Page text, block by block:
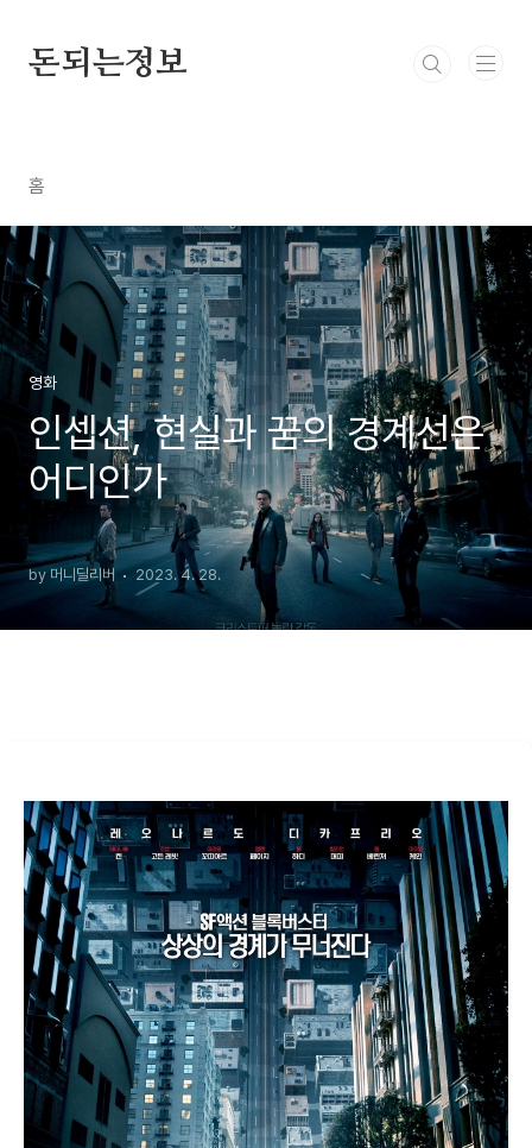
돈되는정보
홈
영화
인셉션, 현실과 꿈의 경계선은
어디인가
by 머니딜리버 2023. 4. 28.